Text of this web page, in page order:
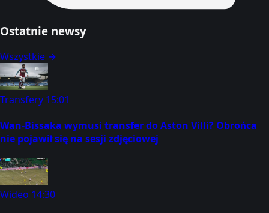
Ostatnie newsy
Wszystkie →
Transfery 15:01
Wan-Bissaka wymusi transfer do Aston Villi? Obrońca
nie pojawił się na sesji zdjęciowej
Wideo 14:30